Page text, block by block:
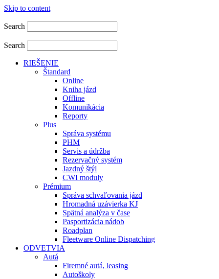
Skip to content
Search
Search
RIEŠENIE
Štandard
Online
Kniha jázd
Offline
Komunikácia
Reporty
Plus
Správa systému
PHM
Servis a údržba
Rezervačný systém
Jazdný štýl
CWI moduly
Prémium
Správa schvaľovania jázd
Hromadná uzávierka KJ
Spätná analýza v čase
Pasportizácia nádob
Roadplan
Fleetware Online Dispatching
ODVETVIA
Autá
Firemné autá, leasing
Autoškoly